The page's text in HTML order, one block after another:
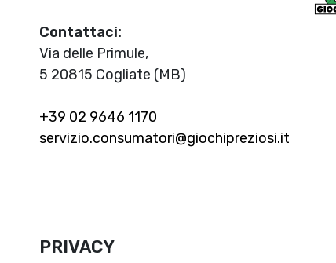
Contattaci:
Via delle Primule,
5 20815 Cogliate (MB)
+39 02 9646 1170
servizio.consumatori@giochipreziosi.it
PRIVACY